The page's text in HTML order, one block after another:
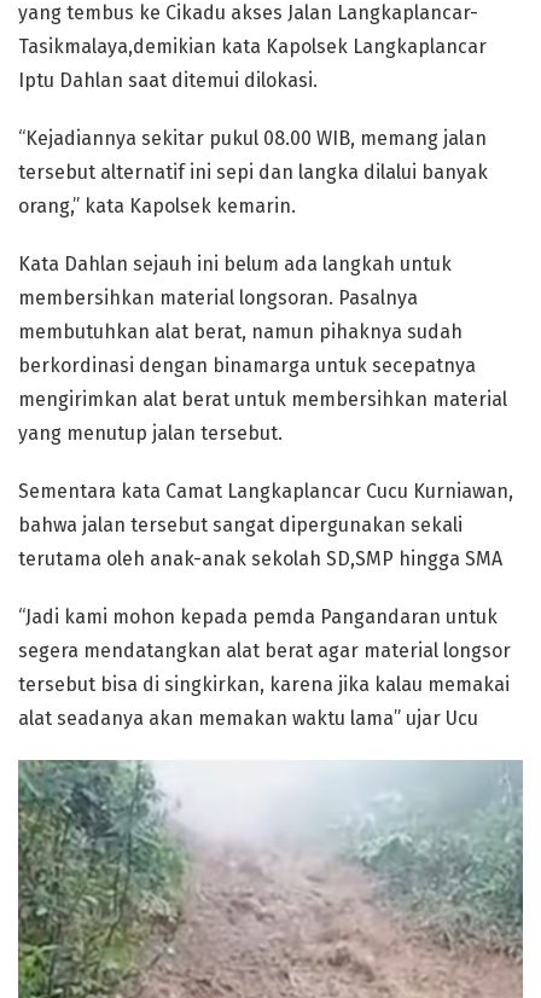
yang tembus ke Cikadu akses Jalan Langkaplancar-
Tasikmalaya,demikian kata Kapolsek Langkaplancar
Iptu Dahlan saat ditemui dilokasi.
“Kejadiannya sekitar pukul 08.00 WIB, memang jalan
tersebut alternatif ini sepi dan langka dilalui banyak
orang,” kata Kapolsek kemarin.
Kata Dahlan sejauh ini belum ada langkah untuk
membersihkan material longsoran. Pasalnya
membutuhkan alat berat, namun pihaknya sudah
berkordinasi dengan binamarga untuk secepatnya
mengirimkan alat berat untuk membersihkan material
yang menutup jalan tersebut.
Sementara kata Camat Langkaplancar Cucu Kurniawan,
bahwa jalan tersebut sangat dipergunakan sekali
terutama oleh anak-anak sekolah SD,SMP hingga SMA
“Jadi kami mohon kepada pemda Pangandaran untuk
segera mendatangkan alat berat agar material longsor
tersebut bisa di singkirkan, karena jika kalau memakai
alat seadanya akan memakan waktu lama” ujar Ucu